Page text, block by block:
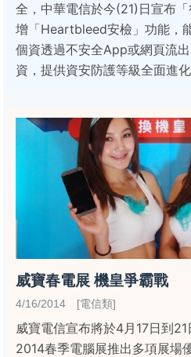
全，中華電信於今(21)日宣布
增「Heartbleed安檢」功能，
個資透過不安全App或網頁流
資，提供資安防護等級全面進
威寶春電展 機皇爭霸戰
4/16/2014 [電信類]
威寶電信宣布將於4月17日到
2014春季電腦展推出多項展場